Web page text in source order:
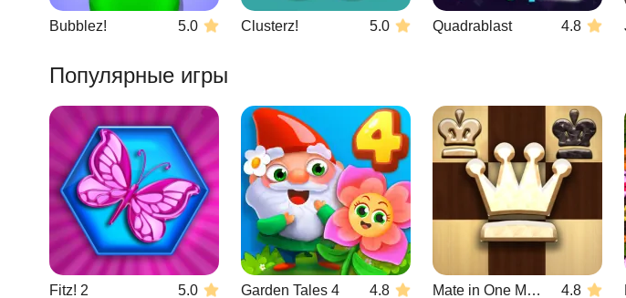
Bubblez! 5.0 Clusterz! 5.0 Quadrablast 4.8
Популярные игры
Fitz! 2 5.0 Garden Tales 4 4.8 Mate in One Move 4.8